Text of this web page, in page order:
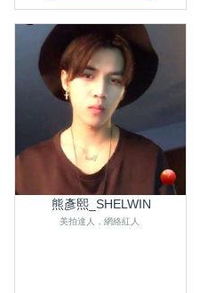
熊彥熙_SHELWIN
美拍達人，網絡紅人